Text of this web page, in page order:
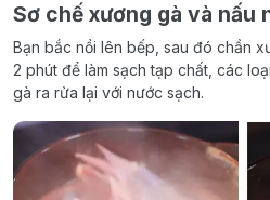
Sơ chế xương gà và nấu
Bạn bắc nồi lên bếp, sau đó chần
2 phút để làm sạch tạp chất, các
gà ra rửa lại với nước sạch.